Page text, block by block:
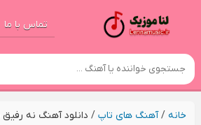
تماس با ما
خانه/آهنگ های تاپ/ دانلود آهنگ نه رفیق